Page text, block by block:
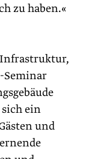
zu haben.«
Infra­struktur,
Seminar
ein
und